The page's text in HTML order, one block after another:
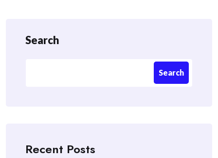
Search
Search
Recent Posts